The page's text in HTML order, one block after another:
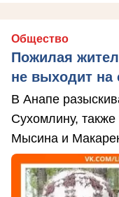
Общество
Пожилая
не выходит на
В Анапе
Сухомлину,
Мысина и